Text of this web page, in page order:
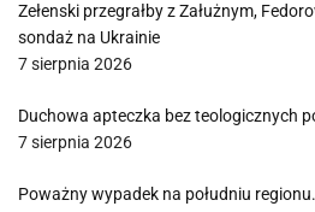
Zełenski przegrałby z Załużnym,
sondaż na Ukrainie
7 sierpnia 2026
Duchowa apteczka bez teologicznych
7 sierpnia 2026
Poważny wypadek na południu